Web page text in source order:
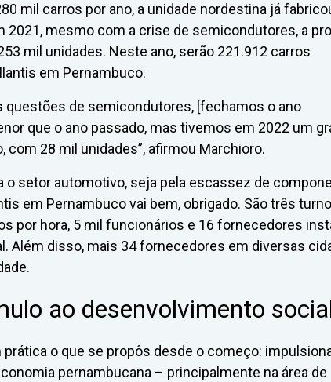
mil carros por ano, a unidade nordestina já
2021, mesmo com a crise de semicondutores, a
mil unidades. Neste ano, serão 221.912 carros
em Pernambuco.
questões de semicondutores, [fechamos o ano
que o ano passado, mas tivemos em 2022 um
28 mil unidades”, afirmou Marchioro.
o setor automotivo, seja pela escassez de
em Pernambuco vai bem, obrigado. São três
por hora, 5 mil funcionários e 16 fornecedores
Além disso, mais 34 fornecedores em diversas
ao desenvolvimento
o que se propôs desde o começo:
pernambucana – principalmente na área de